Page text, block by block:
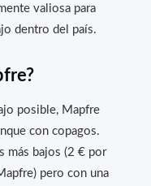
valiosa para
dentro del país.
posible, Mapfre
con copagos.
más bajos (2 € por
pero con una